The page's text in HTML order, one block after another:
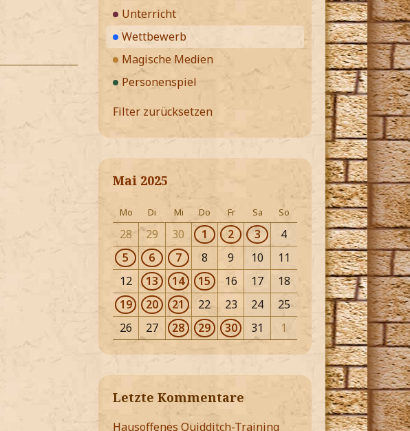
Unterricht
Wettbewerb
Magische Medien
Personenspiel
Filter zurücksetzen
Mai 2025
Mo Di Mi Do Fr Sa So
28 29 30 1 2 3
4
5
6 7 8 9 10
11
12
13 14 15 16 17
18
19
20 21 22 23 24
25
26
27 28 29 30 31 1
Letzte Kommentare
Hausoffenes Quidditch-Training